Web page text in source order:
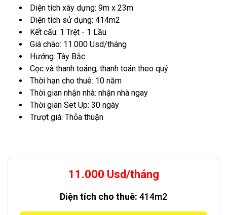
Diện tích xây dựng: 9m x 23m
Diện tích sử dụng: 414m2
Kết cấu: 1 Trệt - 1 Lầu
Giá chào: 11.000 Usd/tháng
Hướng: Tây Bắc
Cọc và thanh toáng, thanh toán theo quý
Thời hạn cho thuê: 10 năm
Thời gian nhận nhà: nhận nhà ngay
Thời gian Set Up: 30 ngày
Trượt giá: Thỏa thuận
11.000 Usd/tháng
Diện tích cho thuê: 414m2